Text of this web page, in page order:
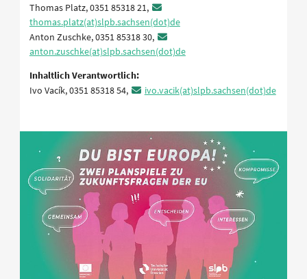
Thomas Platz, 0351 85318 21,
thomas.platz(at)slpb.sachsen(dot)de
Anton Zuschke, 0351 85318 30,
anton.zuschke(at)slpb.sachsen(dot)de
Inhaltlich Verantwortlich:
Ivo Vacík, 0351 85318 54,
ivo.vacik(at)slpb.sachsen(dot)de